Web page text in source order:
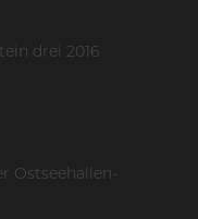
drei 2016
Ostseehallen-